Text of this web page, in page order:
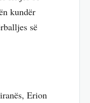
kundër
së
Erion